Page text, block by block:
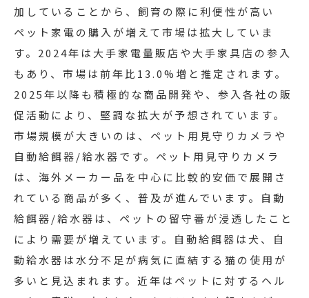
加していることから、飼育の際に利便性が高い
ペット家電の購入が増えて市場は拡大していま
す。2024年は大手家電量販店や大手家具店の参入
もあり、市場は前年比13.0%増と推定されます。
2025年以降も積極的な商品開発や、参入各社の販
促活動により、堅調な拡大が予想されています。
市場規模が大きいのは、ペット用見守りカメラや
自動給餌器/給水器です。ペット用見守りカメラ
は、海外メーカー品を中心に比較的安価で展開さ
れている商品が多く、普及が進んでいます。自動
給餌器/給水器は、ペットの留守番が浸透したこと
により需要が増えています。自動給餌器は犬、自
動給水器は水分不足が病気に直結する猫の使用が
多いと見込まれます。近年はペットに対するヘル